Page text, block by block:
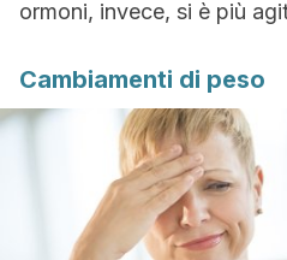
ormoni, invece, si è più
Cambiamenti di peso